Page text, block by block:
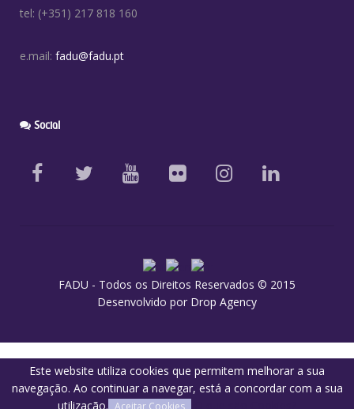
tel: (+351) 217 818 160
e.mail: fadu@fadu.pt
Social
FADU - Todos os Direitos Reservados © 2015
Desenvolvido por Drop Agency
Este website utiliza cookies que permitem melhorar a sua
navegação. Ao continuar a navegar, está a concordar com a sua
utilização. Aceitar Cookies